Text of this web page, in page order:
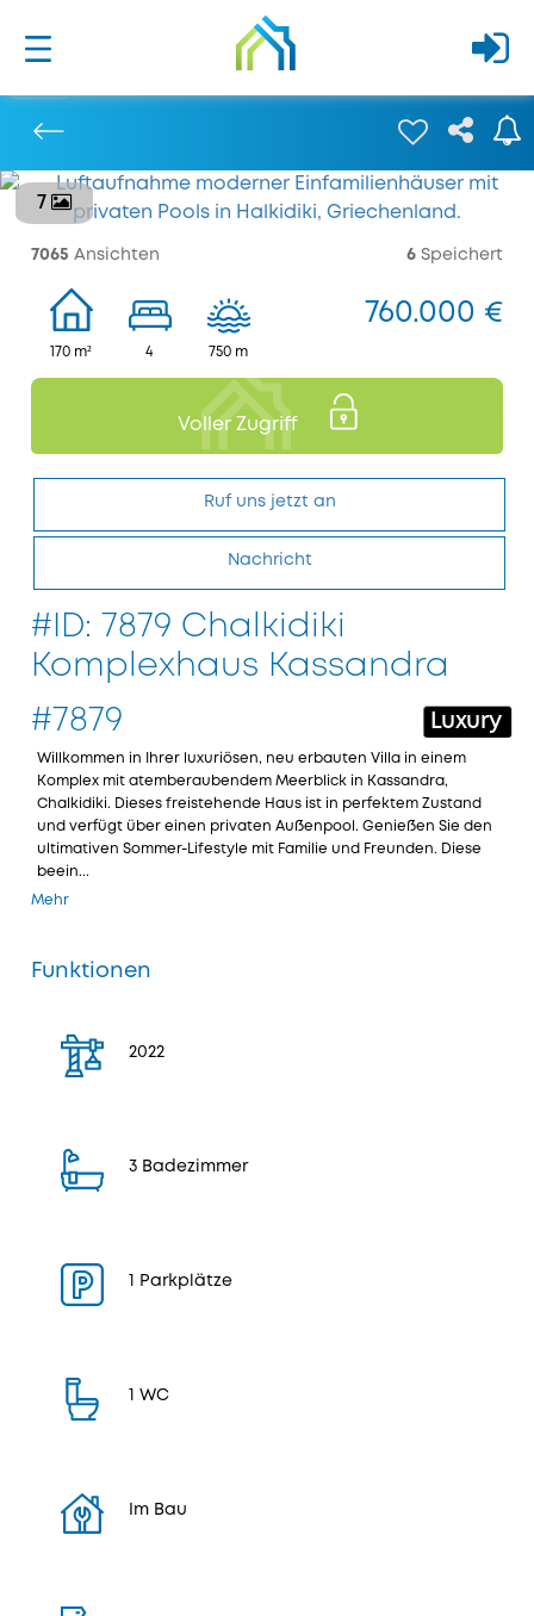
7
7065 Ansichten 6 Speichert
170 m² 4 750 m
760.000 €
Voller Zugriff
Ruf uns jetzt an
Nachricht
#ID: 7879 Chalkidiki
Komplexhaus Kassandra
#7879
Luxury
Willkommen in Ihrer luxuriösen, neu erbauten Villa in einem
Komplex mit atemberaubendem Meerblick in Kassandra,
Chalkidiki. Dieses freistehende Haus ist in perfektem Zustand
und verfügt über einen privaten Außenpool. Genießen Sie den
ultimativen Sommer-Lifestyle mit Familie und Freunden. Diese
beein...
Mehr
Funktionen
2022
3 Badezimmer
1 Parkplätze
1 WC
Im Bau